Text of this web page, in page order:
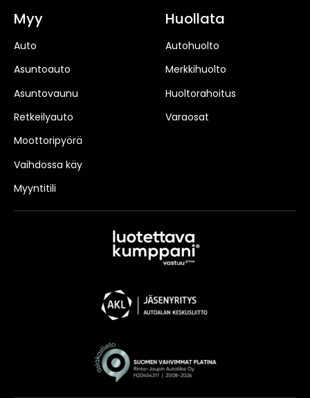
Myy
Auto
Asuntoauto
Asuntovaunu
Retkeilyauto
Moottoripyörä
Vaihdossa käy
Myyntitili
Huollata
Autohuolto
Merkkihuolto
Huoltorahoitus
Varaosat